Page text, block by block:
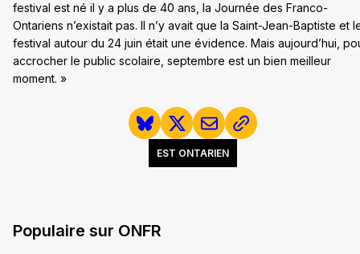
festival est né il y a plus de 40 ans, la Journée des Franco-
Ontariens n’existait pas. Il n’y avait que la Saint-Jean-Baptiste et
festival autour du 24 juin était une évidence. Mais aujourd’hui,
accrocher le public scolaire, septembre est un bien meilleur
moment. »
EST ONTARIEN
Populaire sur ONFR